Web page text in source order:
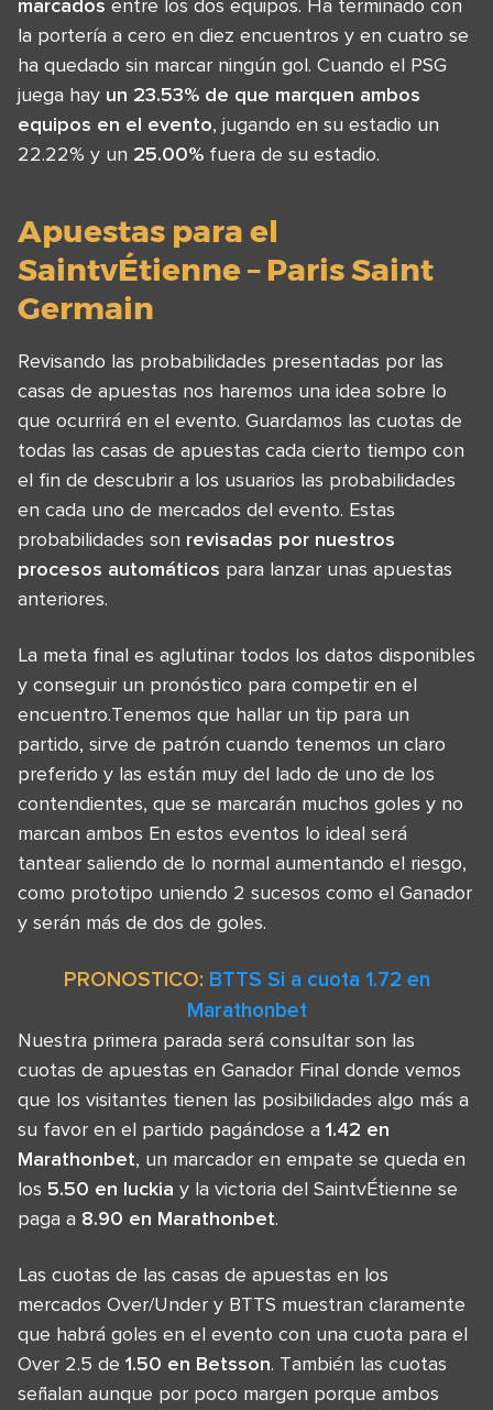
marcados entre los dos equipos. Ha terminado con
la portería a cero en diez encuentros y en cuatro se
ha quedado sin marcar ningún gol. Cuando el PSG
juega hay un 23.53% de que marquen ambos
equipos en el evento, jugando en su estadio un
22.22% y un 25.00% fuera de su estadio.
Apuestas para el
SaintvÉtienne – Paris Saint
Germain
Revisando las probabilidades presentadas por las
casas de apuestas nos haremos una idea sobre lo
que ocurrirá en el evento. Guardamos las cuotas de
todas las casas de apuestas cada cierto tiempo con
el fin de descubrir a los usuarios las probabilidades
en cada uno de mercados del evento. Estas
probabilidades son revisadas por nuestros
procesos automáticos para lanzar unas apuestas
anteriores.
La meta final es aglutinar todos los datos disponibles
y conseguir un pronóstico para competir en el
encuentro.Tenemos que hallar un tip para un
partido, sirve de patrón cuando tenemos un claro
preferido y las están muy del lado de uno de los
contendientes, que se marcarán muchos goles y no
marcan ambos En estos eventos lo ideal será
tantear saliendo de lo normal aumentando el riesgo,
como prototipo uniendo 2 sucesos como el Ganador
y serán más de dos de goles.
PRONOSTICO: BTTS Si a cuota 1.72 en
Marathonbet
Nuestra primera parada será consultar son las
cuotas de apuestas en Ganador Final donde vemos
que los visitantes tienen las posibilidades algo más a
su favor en el partido pagándose a 1.42 en
Marathonbet, un marcador en empate se queda en
los 5.50 en luckia y la victoria del SaintvÉtienne se
paga a 8.90 en Marathonbet.
Las cuotas de las casas de apuestas en los
mercados Over/Under y BTTS muestran claramente
que habrá goles en el evento con una cuota para el
Over 2.5 de 1.50 en Betsson. También las cuotas
señalan aunque por poco margen porque ambos